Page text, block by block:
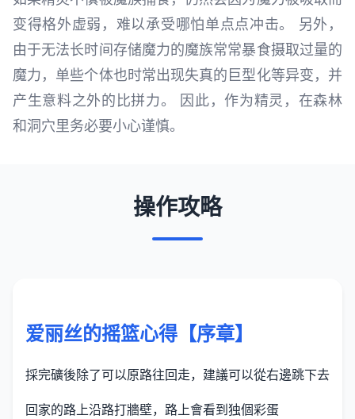
变得格外虚弱，难以承受哪怕单点点冲击。 另外，
由于无法长时间存储魔力的魔族常常暴食摄取过量的
魔力，单些个体也时常出现失真的巨型化等异变，并
产生意料之外的比拼力。 因此，作为精灵，在森林
和洞穴里务必要小心谨慎。
操作攻略
爱丽丝的摇篮心得【序章】
採完礦後除了可以原路往回走，建議可以從右邊跳下去
回家的路上沿路打牆壁，路上會看到独個彩蛋